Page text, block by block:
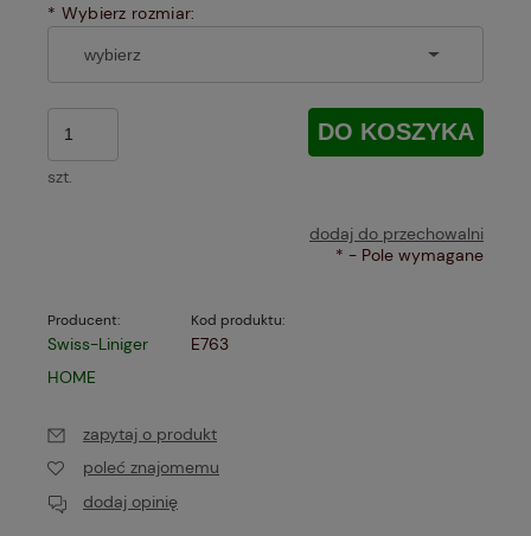
* Wybierz rozmiar:
szt.
DO KOSZYKA
dodaj do przechowalni
* - Pole wymagane
Producent:
Swiss-Liniger
HOME
Kod produktu:
E763
zapytaj o produkt
poleć znajomemu
dodaj opinię